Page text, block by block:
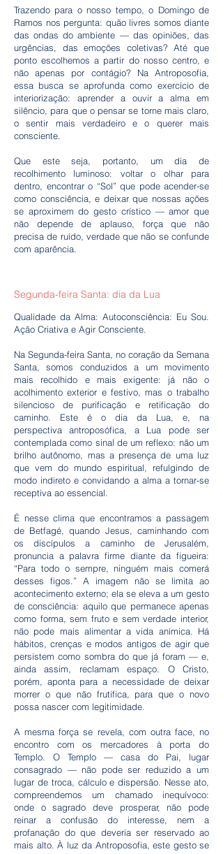
Trazendo para o nosso tempo, o Domingo de
Ramos nos pergunta: quão livres somos diante
das ondas do ambiente — das opiniões, das
urgências, das emoções coletivas? Até que
ponto escolhemos a partir do nosso centro, e
não apenas por contágio? Na Antroposofia,
essa busca se aprofunda como exercício de
interiorização: aprender a ouvir a alma em
silêncio, para que o pensar se torne mais claro,
o sentir mais verdadeiro e o querer mais
consciente.
Que este seja, portanto, um dia de
recolhimento luminoso: voltar o olhar para
dentro, encontrar o “Sol” que pode acender-se
como consciência, e deixar que nossas ações
se aproximem do gesto crístico — amor que
não depende de aplauso, força que não
precisa de ruído, verdade que não se confunde
com aparência.
Segunda-feira Santa: dia da Lua
Qualidade da Alma: Autoconsciência: Eu Sou.
Ação Criativa e Agir Consciente.
Na Segunda-feira Santa, no coração da Semana
Santa, somos conduzidos a um movimento
mais recolhido e mais exigente: já não o
acolhimento exterior e festivo, mas o trabalho
silencioso de purificação e retificação do
caminho. Este é o dia da Lua, e, na
perspectiva antroposófica, a Lua pode ser
contemplada como sinal de um reflexo: não um
brilho autônomo, mas a presença de uma luz
que vem do mundo espiritual, refulgindo de
modo indireto e convidando a alma a tornar-se
receptiva ao essencial.
É nesse clima que encontramos a passagem
de Betfagé, quando Jesus, caminhando com
os discípulos a caminho de Jerusalém,
pronuncia a palavra firme diante da figueira:
“Para todo o sempre, ninguém mais comerá
desses figos.” A imagem não se limita ao
acontecimento externo; ela se eleva a um gesto
de consciência: aquilo que permanece apenas
como forma, sem fruto e sem verdade interior,
não pode mais alimentar a vida anímica. Há
hábitos, crenças e modos antigos de agir que
persistem como sombra do que já foram — e,
ainda assim, reclamam espaço. O Cristo,
porém, aponta para a necessidade de deixar
morrer o que não frutifica, para que o novo
possa nascer com legitimidade.
A mesma força se revela, com outra face, no
encontro com os mercadores à porta do
Templo. O Templo — casa do Pai, lugar
consagrado — não pode ser reduzido a um
lugar de troca, cálculo e dispersão. Nesse ato,
compreendemos um chamado inequívoco:
onde o sagrado deve prosperar, não pode
reinar a confusão do interesse, nem a
profanação do que deveria ser reservado ao
mais alto. À luz da Antroposofia, este gesto se